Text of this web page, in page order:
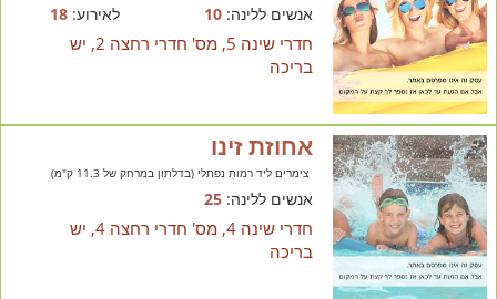
אנשים ללינה:10 לאירוע:18
חדרי שינה 5, מס' חדרי רחצה 2, יש
בריכה
אחוזת זינו
צימרים ליד רמות נפתלי (בדלתון במרחק של 11.3 ק"מ)
אנשים ללינה:25
חדרי שינה 4, מס' חדרי רחצה 4, יש
בריכה